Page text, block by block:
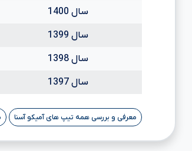
سال 1400
سال 1399
سال 1398
سال 1397
معرفی و بررسی همه تیپ های آمیکو آسنا